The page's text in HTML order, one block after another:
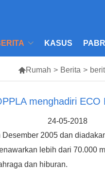
KASUS
Rumah > Berita >
menghadiri ECO
24-05-2018
2005 dan
lebih dari 70.000
dan hiburan.